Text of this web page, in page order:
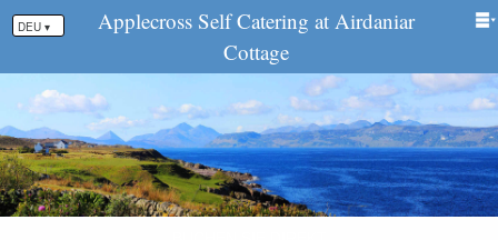
Applecross Self Catering at Airdaniar
Cottage
DEU ▾